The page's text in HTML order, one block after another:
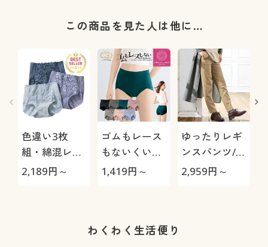
この商品を見た人は他に…
色違い3枚
組・綿混レー
シィショーツ
2,189円～
ゴムもレース
もないくい込
みにくいショ
1,419円～
ゆったりレギ
ンスパンツ/細
見えが叶うら
2,959円～
わくわく生活便り